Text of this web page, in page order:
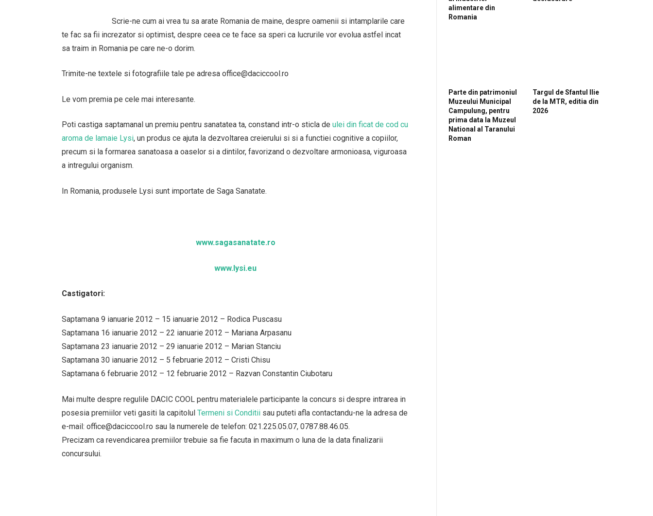
Scrie-ne cum ai vrea tu sa arate Romania de maine, despre oamenii si intamplarile care
te fac sa fii increzator si optimist, despre ceea ce te face sa speri ca lucrurile vor evolua astfel incat
sa traim in Romania pe care ne-o dorim.
Trimite-ne textele si fotografiile tale pe adresa office@daciccool.ro
Le vom premia pe cele mai interesante.
Poti castiga saptamanal un premiu pentru sanatatea ta, constand intr-o sticla deulei din ficat de cod cu
aroma de lamaie Lysi, un produs ce ajuta la dezvoltarea creierului si si a functiei cognitive a copiilor,
precum si la formarea sanatoasa a oaselor si a dintilor, favorizand o dezvoltare armonioasa, viguroasa
a intregului organism.
In Romania, produsele Lysi sunt importate de Saga Sanatate.
www.sagasanatate.ro
www.lysi.eu
Castigatori:
Saptamana 9 ianuarie 2012 – 15 ianuarie 2012 – Rodica Puscasu
Saptamana 16 ianuarie 2012 – 22 ianuarie 2012 – Mariana Arpasanu
Saptamana 23 ianuarie 2012 – 29 ianuarie 2012 – Marian Stanciu
Saptamana 30 ianuarie 2012 – 5 februarie 2012 – Cristi Chisu
Saptamana 6 februarie 2012 – 12 februarie 2012 – Razvan Constantin Ciubotaru
Mai multe despre regulile DACIC COOL pentru materialele participante la concurs si despre intrarea in
posesia premiilor veti gasiti la capitolulTermeni si Conditii sau puteti afla contactandu-ne la adresa de
e-mail: office@daciccool.ro sau la numerele de telefon: 021.225.05.07, 0787.88.46.05.
Precizam ca revendicarea premiilor trebuie sa fie facuta in maximum o luna de la data finalizarii
concursului.
alimentare din
Romania
Parte din patrimoniul
Muzeului Municipal
Campulung, pentru
prima data la Muzeul
National al Taranului
Roman
Targul de Sfantul Ilie
de la MTR, editia din
2026